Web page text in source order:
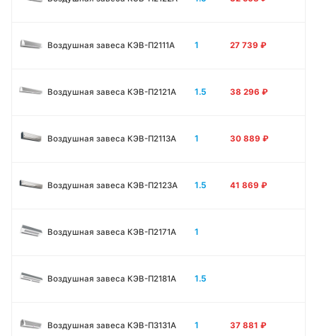
Воздушная завеса КЭВ-П2111A 1 27 739 ₽
Воздушная завеса КЭВ-П2121A 1.5 38 296 ₽
Воздушная завеса КЭВ-П2113A 1 30 889 ₽
Воздушная завеса КЭВ-П2123A 1.5 41 869 ₽
Воздушная завеса КЭВ-П2171A 1
Воздушная завеса КЭВ-П2181A 1.5
Воздушная завеса КЭВ-П3131A 1 37 881 ₽